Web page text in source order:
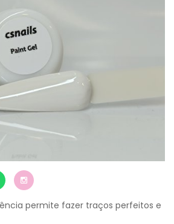
permite fazer traços perfeitos e